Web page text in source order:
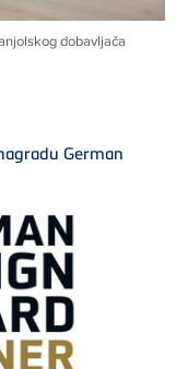
dobavljača
German